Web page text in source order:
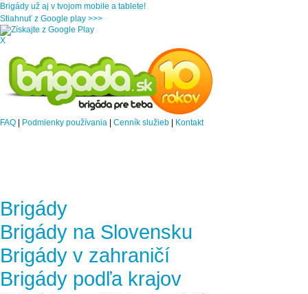
Brigády už aj v tvojom mobile a tablete!
Stiahnuť z Google play >>>
X
FAQ Podmienky používania Cenník služieb Kontakt
Brigády
Brigády na Slovensku
Brigády v zahraničí
Brigády podľa krajov